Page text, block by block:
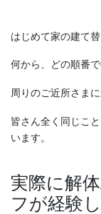
はじめて家の建て
何から、どの順番
周りのご近所さま
皆さん全く同じこ
います。
実際に解
フが経験